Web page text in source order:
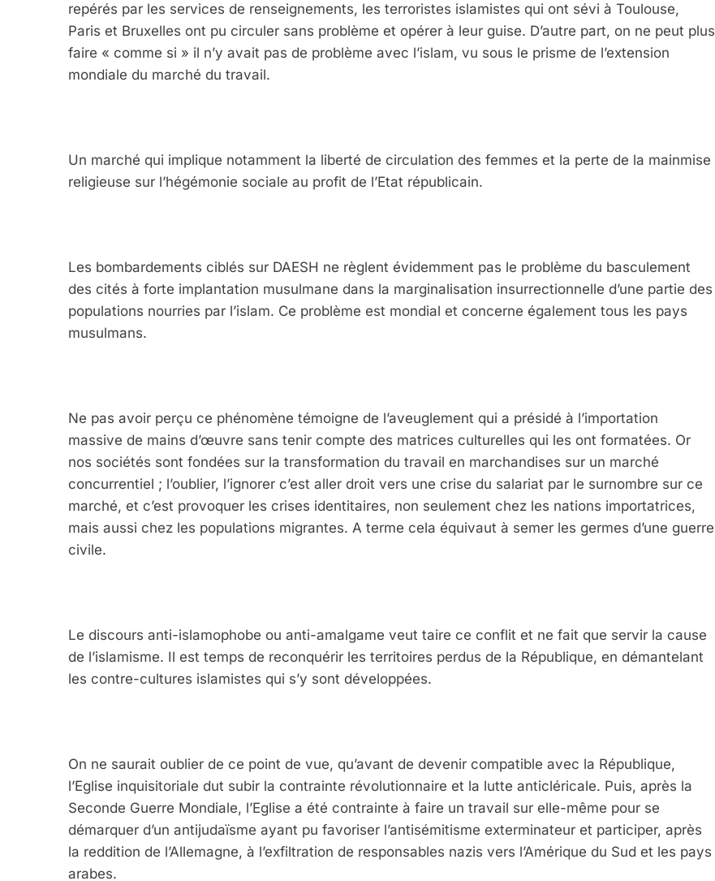
repérés par les services de renseignements, les terroristes islamistes qui ont sévi à Toulouse,
Paris et Bruxelles ont pu circuler sans problème et opérer à leur guise. D’autre part, on ne peut plus
faire « comme si » il n’y avait pas de problème avec l’islam, vu sous le prisme de l’extension
mondiale du marché du travail.
Un marché qui implique notamment la liberté de circulation des femmes et la perte de la mainmise
religieuse sur l’hégémonie sociale au profit de l’Etat républicain.
Les bombardements ciblés sur DAESH ne règlent évidemment pas le problème du basculement
des cités à forte implantation musulmane dans la marginalisation insurrectionnelle d’une partie des
populations nourries par l’islam. Ce problème est mondial et concerne également tous les pays
musulmans.
Ne pas avoir perçu ce phénomène témoigne de l’aveuglement qui a présidé à l’importation
massive de mains d’œuvre sans tenir compte des matrices culturelles qui les ont formatées. Or
nos sociétés sont fondées sur la transformation du travail en marchandises sur un marché
concurrentiel ; l’oublier, l’ignorer c’est aller droit vers une crise du salariat par le surnombre sur ce
marché, et c’est provoquer les crises identitaires, non seulement chez les nations importatrices,
mais aussi chez les populations migrantes. A terme cela équivaut à semer les germes d’une guerre
civile.
Le discours anti-islamophobe ou anti-amalgame veut taire ce conflit et ne fait que servir la cause
de l’islamisme. Il est temps de reconquérir les territoires perdus de la République, en démantelant
les contre-cultures islamistes qui s’y sont développées.
On ne saurait oublier de ce point de vue, qu’avant de devenir compatible avec la République,
l’Eglise inquisitoriale dut subir la contrainte révolutionnaire et la lutte anticléricale. Puis, après la
Seconde Guerre Mondiale, l’Eglise a été contrainte à faire un travail sur elle-même pour se
démarquer d’un antijudaïsme ayant pu favoriser l’antisémitisme exterminateur et participer, après
la reddition de l’Allemagne, à l’exfiltration de responsables nazis vers l’Amérique du Sud et les pays
arabes.